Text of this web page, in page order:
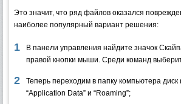
Это значит, что ряд файлов оказался
наиболее популярный вариант решения:
В панели управления найдите значок
правой кнопки мыши. Среди команд
Теперь переходим в папку компьютера
“Application Data” и “Roaming”;